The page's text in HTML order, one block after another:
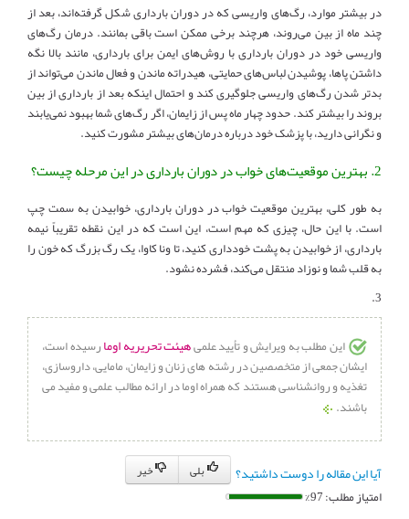
در بیشتر موارد، رگ‌های واریسی که در دوران بارداری شکل گرفته‌اند، بعد از
چند ماه از بین می‌روند، هرچند برخی ممکن است باقی بمانند. درمان رگ‌های
واریسی خود در دوران بارداری با روش‌های ایمن برای بارداری، مانند بالا نگه
داشتن پاها، پوشیدن لباس‌های حمایتی، هیدراته ماندن و فعال ماندن می‌تواند از
بدتر شدن رگ‌های واریسی جلوگیری کند و احتمال اینکه بعد از بارداری از بین
بروند را بیشتر کند. حدود چهار ماه پس از زایمان، اگر رگ‌های شما بهبود نمی‌یابند
و نگرانی دارید، با پزشک خود درباره درمان‌های بیشتر مشورت کنید.
2. بهترین موقعیت‌های خواب در دوران بارداری در این مرحله چیست؟
به طور کلی، بهترین موقعیت خواب در دوران بارداری، خوابیدن به سمت چپ
است. با این حال، چیزی که مهم است، این است که در این نقطه تقریباً نیمه
بارداری، از خوابیدن به پشت خودداری کنید، تا ونا کاوا، یک رگ بزرگ که خون را
به قلب شما و نوزاد منتقل می‌کند، فشرده نشود.
3.
این مطلب به ویرایش و تأیید علمیهیئت تحریریه اومارسیده است،
ایشان جمعی از متخصصین در رشته های زنان و زایمان، مامایی، داروسازی،
تغذیه و روانشناسی هستند که همراه اوما در ارائه مطالب علمی و مفید می
باشند.
آیا این مقاله را دوست داشتید؟
امتیاز مطلب: 97%